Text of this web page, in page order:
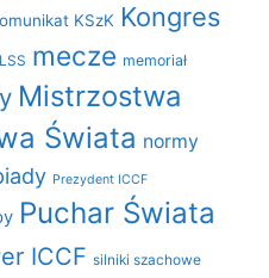
KSzK Kongres
LSS mecze memoriał
Mistrzostwa
Świata normy
Prezydent ICCF
Puchar Świata
ICCF silniki szachowe